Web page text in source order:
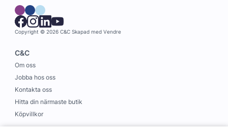
Copyright © 2026 C&C Skapad med Vendre
C&C
Om oss
Jobba hos oss
Kontakta oss
Hitta din närmaste butik
Köpvillkor